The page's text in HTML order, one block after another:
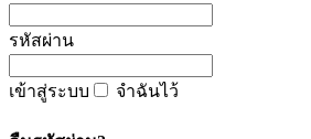
รหัสผ่าน
เข้าสู่ระบบ จำฉันไว้